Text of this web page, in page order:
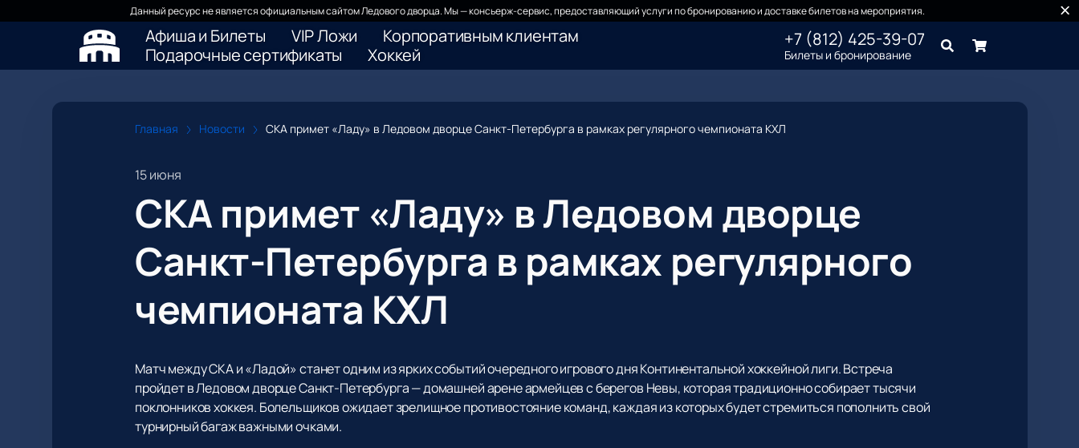
Данный ресурс не является официальным сайтом Ледового дворца. Мы — консьерж-сервис, предоставляющий услуги по бронированию и доставке билетов на мероприятия.
Афиша и Билеты VIP Ложи
Корпоративным клиентам
Подарочные сертификаты
Хоккей
+7 (812) 425-39-07
Билеты и бронирование
Главная Новости СКА примет «Ладу» в Ледовом дворце Санкт-Петербурга в рамках регулярного чемпионата КХЛ
15 июня
СКА примет «Ладу» в Ледовом дворце
Санкт-Петербурга в рамках регулярного
чемпионата КХЛ
Матч между СКА и «Ладой» станет одним из ярких событий очередного игрового дня Континентальной хоккейной лиги. Встреча
пройдет в Ледовом дворце Санкт-Петербурга — домашней арене армейцев с берегов Невы, которая традиционно собирает тысячи
поклонников хоккея. Болельщиков ожидает зрелищное противостояние команд, каждая из которых будет стремиться пополнить свой
турнирный багаж важными очками.